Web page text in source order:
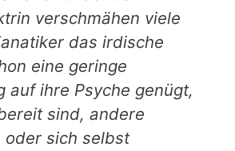
verschmähen viele
das irdische
eine geringe
auf ihre Psyche genügt,
sind, andere
oder sich selbst